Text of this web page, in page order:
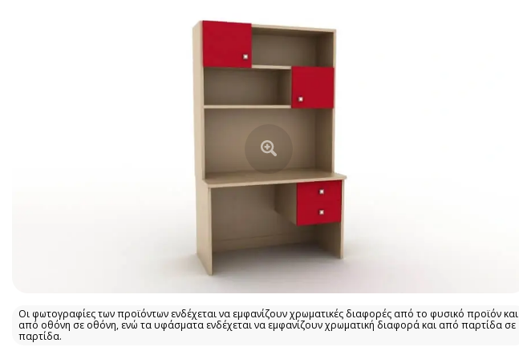
Οι φωτογραφίες των προϊόντων ενδέχεται να εμφανίζουν χρωματικές διαφορές από το φυσικό προϊόν και
από οθόνη σε οθόνη, ενώ τα υφάσματα ενδέχεται να εμφανίζουν χρωματική διαφορά και από παρτίδα σε
παρτίδα.